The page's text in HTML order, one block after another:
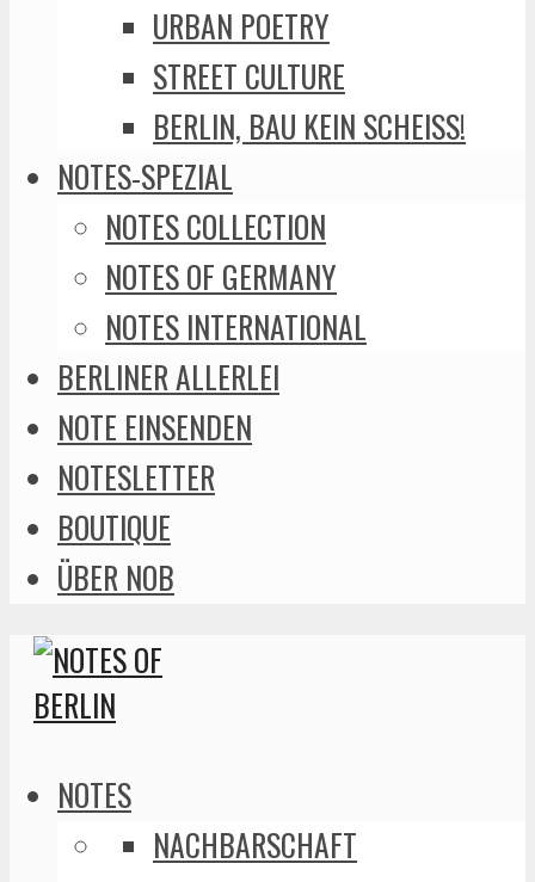
URBAN POETRY
STREET CULTURE
BERLIN, BAU KEIN SCHEISS!
NOTES-SPEZIAL
NOTES COLLECTION
NOTES OF GERMANY
NOTES INTERNATIONAL
BERLINER ALLERLEI
NOTE EINSENDEN
NOTESLETTER
BOUTIQUE
ÜBER NOB
NOTES
NACHBARSCHAFT